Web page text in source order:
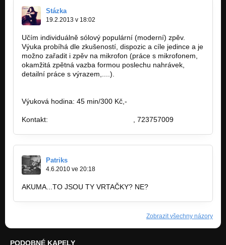
Stázka
19.2.2013 v 18:02
Učím individuálně sólový populární (moderní) zpěv.
Výuka probíhá dle zkušeností, dispozic a cíle jedince a je
možno zařadit i zpěv na mikrofon (práce s mikrofonem,
okamžitá zpětná vazba formou poslechu nahrávek,
detailní práce s výrazem,....).
Výuková hodina: 45 min/300 Kč,-
Kontakt: , 723757009
Patriks
4.6.2010 ve 20:18
AKUMA...TO JSOU TY VRTAČKY? NE?
Zobrazit všechny názory
PODOBNÉ KAPELY